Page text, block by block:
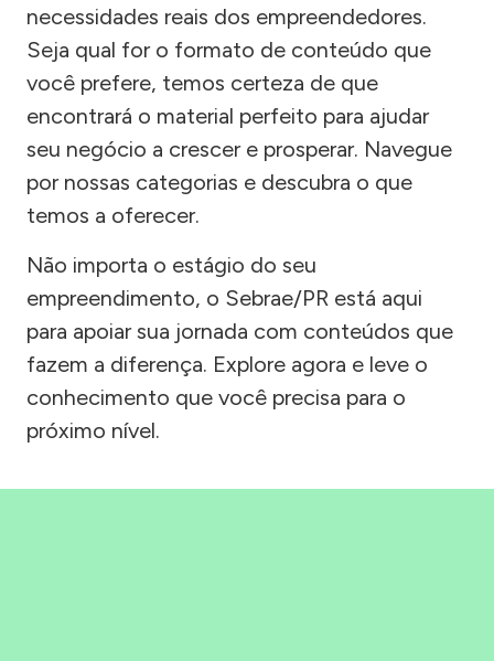
necessidades reais dos empreendedores.
Seja qual for o formato de conteúdo que
você prefere, temos certeza de que
encontrará o material perfeito para ajudar
seu negócio a crescer e prosperar. Navegue
por nossas categorias e descubra o que
temos a oferecer.
Não importa o estágio do seu
empreendimento, o Sebrae/PR está aqui
para apoiar sua jornada com conteúdos que
fazem a diferença. Explore agora e leve o
conhecimento que você precisa para o
próximo nível.